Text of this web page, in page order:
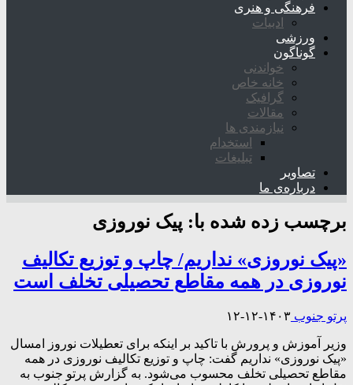
فرهنگی و هنری
ادبیات
ورزشی
گوناگون
خواندنی
خانه خاص
گرافیک
مقالات
نیازمندی ها
استخدام
تبلیغات
تصاویر
درباره‌ی ما
برچسب زده شده با: پیک نوروزی
«پیک نوروزی» نداریم/ چاپ و توزیع تکالیف
نوروزی در همه مقاطع تحصیلی تخلف است
پرتو جنوب ۱۴۰۳-۱۲-۱۲
وزیر آموزش و پرورش با تاکید بر اینکه برای تعطیلات نوروز امسال
«پیک نوروزی» نداریم گفت: چاپ و توزیع تکالیف نوروزی در همه
مقاطع تحصیلی تخلف محسوب می‌شود. به گزارش پرتو جنوب به